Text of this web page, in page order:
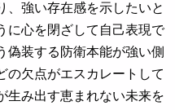
、強い存在感を示したいと
に心を閉ざして自己表現で
偽装する防衛本能が強い側
の欠点がエスカレートして
生み出す恵まれない未来を